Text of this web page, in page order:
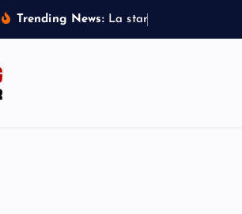
Trending News: La star